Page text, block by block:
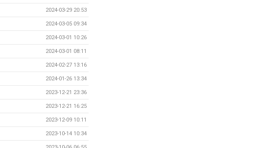
2024-03-29 20:53
2024-03-05 09:34
2024-03-01 10:26
2024-03-01 08:11
2024-02-27 13:16
2024-01-26 13:34
2023-12-21 23:36
2023-12-21 16:25
2023-12-09 10:11
2023-10-14 10:34